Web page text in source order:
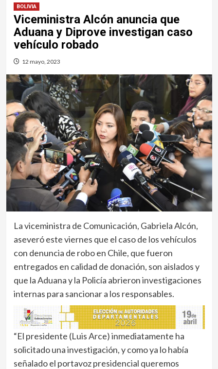
BOLIVIA
Viceministra Alcón anuncia que
Aduana y Diprove investigan caso
vehículo robado
12 mayo, 2023
La viceministra de Comunicación, Gabriela Alcón,
aseveró este viernes que el caso de los vehículos
con denuncia de robo en Chile, que fueron
entregados en calidad de donación, son aislados y
que la Aduana y la Policía abrieron investigaciones
internas para sancionar a los responsables.
“El presidente (Luis Arce) inmediatamente ha
solicitado una investigación, y como ya lo había
señalado el portavoz presidencial queremos